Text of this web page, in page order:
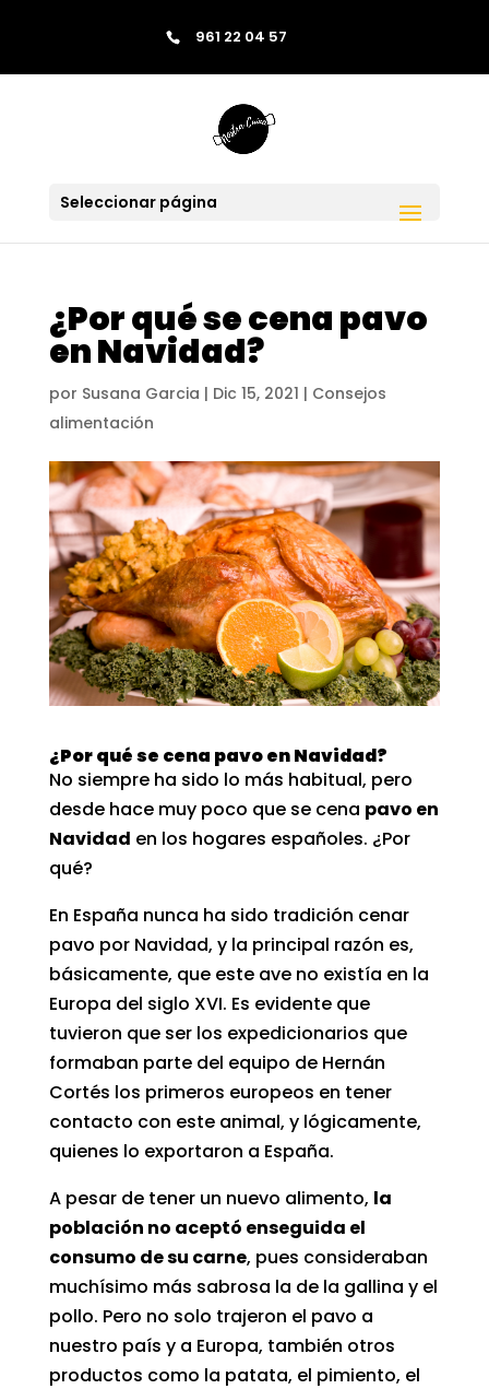
961 22 04 57
Saltar al contenido
Seleccionar página
¿Por qué se cena pavo
en Navidad?
por Susana Garcia | Dic 15, 2021 | Consejos
alimentación
¿Por qué se cena pavo en Navidad?
No siempre ha sido lo más habitual, pero
desde hace muy poco que se cena pavo en
Navidad en los hogares españoles. ¿Por
qué?
En España nunca ha sido tradición cenar
pavo por Navidad, y la principal razón es,
básicamente, que este ave no existía en la
Europa del siglo XVI. Es evidente que
tuvieron que ser los expedicionarios que
formaban parte del equipo de Hernán
Cortés los primeros europeos en tener
contacto con este animal, y lógicamente,
quienes lo exportaron a España.
A pesar de tener un nuevo alimento, la
población no aceptó enseguida el
consumo de su carne, pues consideraban
muchísimo más sabrosa la de la gallina y el
pollo. Pero no solo trajeron el pavo a
nuestro país y a Europa, también otros
productos como la patata, el pimiento, el